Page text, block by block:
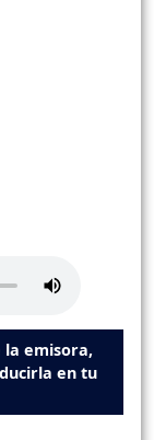
la emisora,
en tu